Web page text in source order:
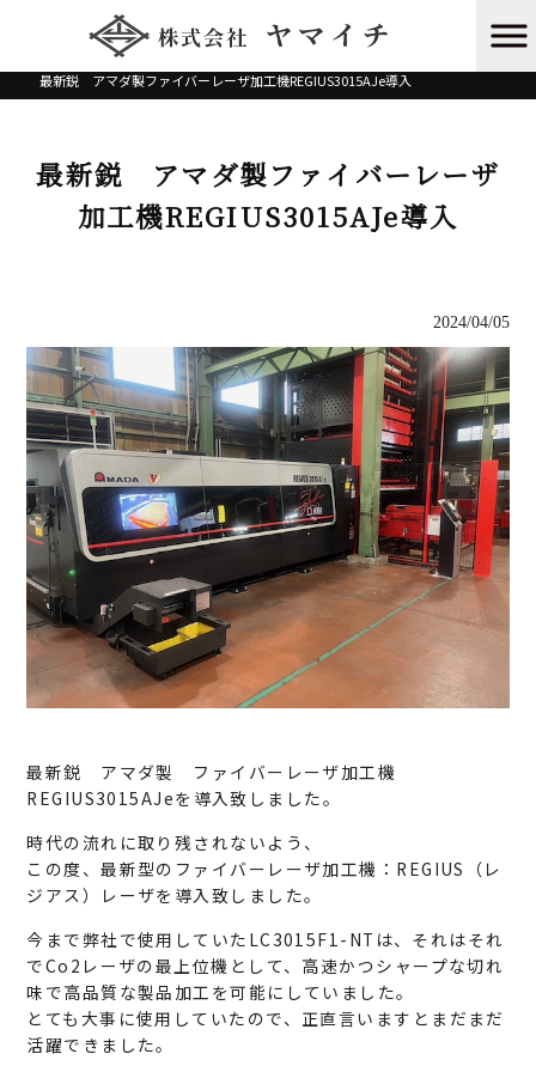
株式会社ヤマイチ HOME
最新鋭 アマダ製ファイバーレーザ加工機REGIUS3015AJe導入
最新鋭 アマダ製ファイバーレーザ
加工機REGIUS3015AJe導入
2024/04/05
最新鋭 アマダ製 ファイバーレーザ加工機
REGIUS3015AJeを導入致しました。
時代の流れに取り残されないよう、
この度、最新型のファイバーレーザ加工機：REGIUS（レ
ジアス）レーザを導入致しました。
今まで弊社で使用していたLC3015F1-NTは、それはそれ
でCo2レーザの最上位機として、高速かつシャープな切れ
味で高品質な製品加工を可能にしていました。
とても大事に使用していたので、正直言いますとまだまだ
活躍できました。